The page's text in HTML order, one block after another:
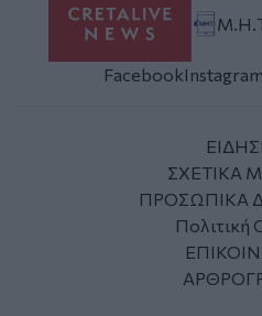
FacebookInstagram
ΣΧΕΤΙΚΑ
ΠΡΟΣΩΠΙΚΑ
Πολιτική